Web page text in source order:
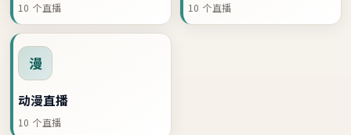
10 个直播 10 个直播
漫
动漫直播
10 个直播